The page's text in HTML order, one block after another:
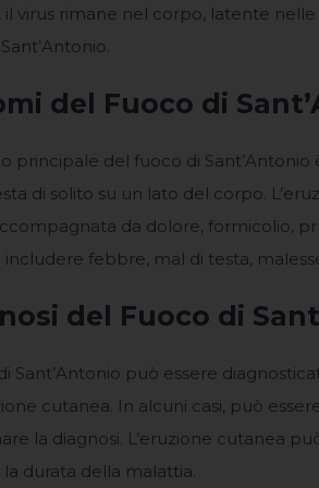
il virus rimane nel corpo, latente
del Fuoco di
principale del fuoco di
di solito su un lato del corpo.
da dolore, formicolio,
includere febbre, mal di testa,
del Fuoco di
Sant’Antonio può essere
cutanea. In alcuni casi, può
la diagnosi. L’eruzione cutanea
la durata della malattia.